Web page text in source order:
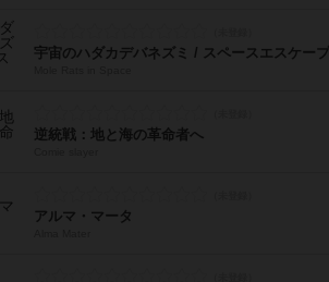
宇宙のハダカデバネズミ / スペースエスケープ
逆統戦：地と海の革命者へ
アルマ・マータ